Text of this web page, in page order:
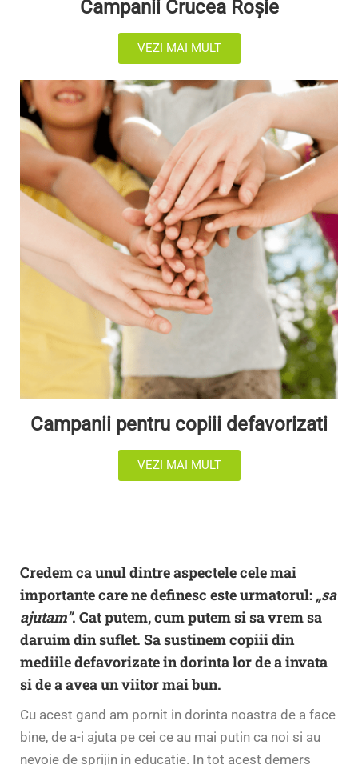
Campanii Crucea Roșie
VEZI MAI MULT
Campanii pentru copiii defavorizati
VEZI MAI MULT
Credem ca unul dintre aspectele cele mai
importante care ne definesc este urmatorul: „sa
ajutam”. Cat putem, cum putem si sa vrem sa
daruim din suflet. Sa sustinem copiii din
mediile defavorizate in dorinta lor de a invata
si de a avea un viitor mai bun.
Cu acest gand am pornit in dorinta noastra de a face
bine, de a-i ajuta pe cei ce au mai putin ca noi si au
nevoie de sprijin in educatie. In tot acest demers